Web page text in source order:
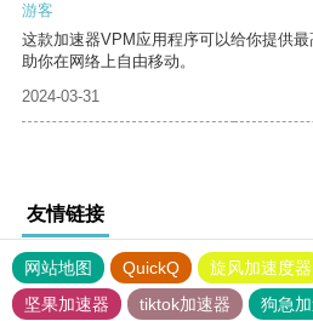
游客
这款加速器VPM应用程序可以给你提供
助你在网络上自由移动。
2024-03-31
友情链接
网站地图 QuickQ 旋风加速度器
坚果加速器
tiktok加速器
狗急